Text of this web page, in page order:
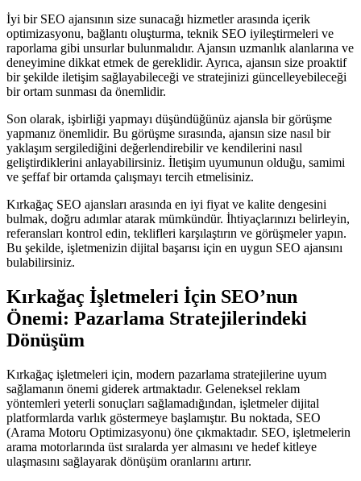
İyi bir SEO ajansının size sunacağı hizmetler arasında içerik
optimizasyonu, bağlantı oluşturma, teknik SEO iyileştirmeleri ve
raporlama gibi unsurlar bulunmalıdır. Ajansın uzmanlık alanlarına ve
deneyimine dikkat etmek de gereklidir. Ayrıca, ajansın size proaktif
bir şekilde iletişim sağlayabileceği ve stratejinizi güncelleyebileceği
bir ortam sunması da önemlidir.
Son olarak, işbirliği yapmayı düşündüğünüz ajansla bir görüşme
yapmanız önemlidir. Bu görüşme sırasında, ajansın size nasıl bir
yaklaşım sergilediğini değerlendirebilir ve kendilerini nasıl
geliştirdiklerini anlayabilirsiniz. İletişim uyumunun olduğu, samimi
ve şeffaf bir ortamda çalışmayı tercih etmelisiniz.
Kırkağaç SEO ajansları arasında en iyi fiyat ve kalite dengesini
bulmak, doğru adımlar atarak mümkündür. İhtiyaçlarınızı belirleyin,
referansları kontrol edin, teklifleri karşılaştırın ve görüşmeler yapın.
Bu şekilde, işletmenizin dijital başarısı için en uygun SEO ajansını
bulabilirsiniz.
Kırkağaç İşletmeleri İçin SEO’nun
Önemi: Pazarlama Stratejilerindeki
Dönüşüm
Kırkağaç işletmeleri için, modern pazarlama stratejilerine uyum
sağlamanın önemi giderek artmaktadır. Geleneksel reklam
yöntemleri yeterli sonuçları sağlamadığından, işletmeler dijital
platformlarda varlık göstermeye başlamıştır. Bu noktada, SEO
(Arama Motoru Optimizasyonu) öne çıkmaktadır. SEO, işletmelerin
arama motorlarında üst sıralarda yer almasını ve hedef kitleye
ulaşmasını sağlayarak dönüşüm oranlarını artırır.